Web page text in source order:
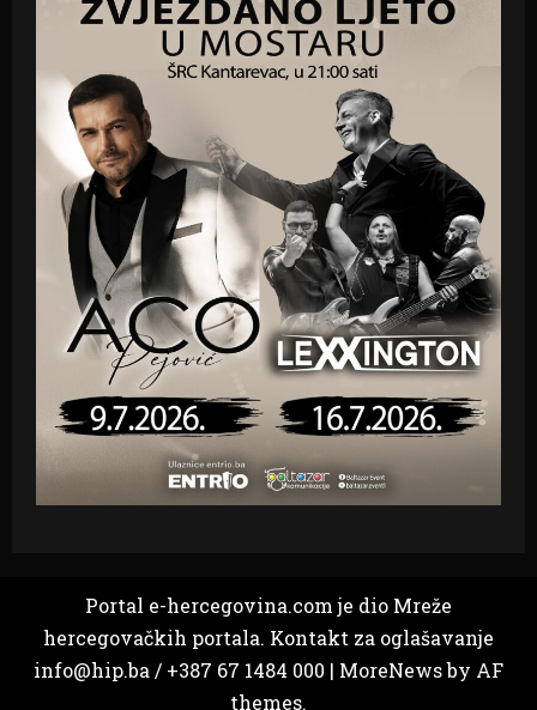
Portal e-hercegovina.com je dio Mreže
hercegovačkih portala. Kontakt za oglašavanje
info@hip.ba / +387 67 1484 000 | MoreNewsby AF
themes.